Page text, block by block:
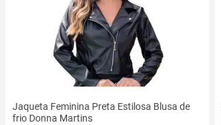
Jaqueta Feminina Preta Estilosa Blusa de
frio Donna Martins